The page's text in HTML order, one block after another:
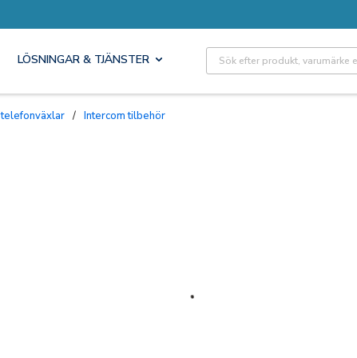
LÖSNINGAR & TJÄNSTER Site Search
telefonväxlar / Intercom tilbehör